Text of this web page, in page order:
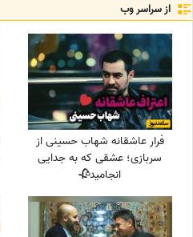
از سراسر وب
فرار عاشقانه شهاب حسینی از
سربازی؛ عشقی که به جدایی
انجامید🥀